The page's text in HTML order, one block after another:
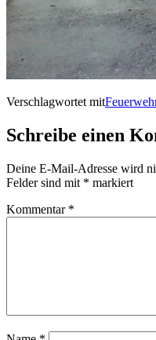
Verschlagwortet mit
Schreibe einen
Deine E-Mail-Adresse wird
Felder sind mit * markiert
Kommentar *